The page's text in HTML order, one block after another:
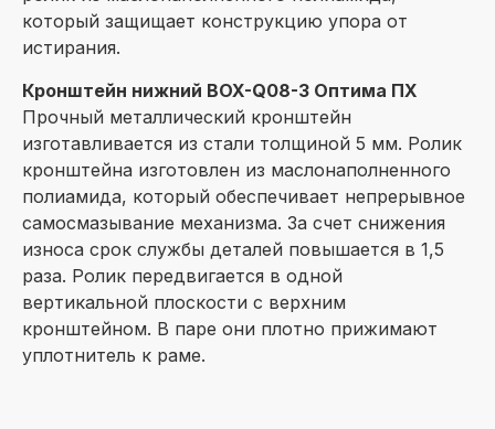
который защищает конструкцию упора от
истирания.
Кронштейн нижний BOX-Q08-3 Оптима ПХ
Прочный металлический кронштейн
изготавливается из стали толщиной 5 мм. Ролик
кронштейна изготовлен из маслонаполненного
полиамида, который обеспечивает непрерывное
самосмазывание механизма. За счет снижения
износа срок службы деталей повышается в 1,5
раза. Ролик передвигается в одной
вертикальной плоскости с верхним
кронштейном. В паре они плотно прижимают
уплотнитель к раме.